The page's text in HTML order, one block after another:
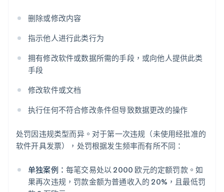
删除或修改内容
指示他人进行此类行为
拥有修改软件或数据所需的手段，或向他人提供此类
手段
修改软件或文档
执行任何不符合修改条件但导致数据更改的操作
处罚因违规类型而异。对于第一次违规（未使用经批准的
软件开具发票），处罚根据发生频率而有所不同：
单独案例： 每笔交易处以 2000 欧元的定额罚款。如
果再次违规，罚款金额为普通收入的 20%，且最低罚